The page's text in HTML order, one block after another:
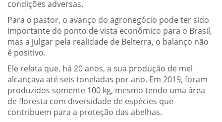
condições adversas.
Para o pastor, o avanço do agronegócio pode ter sido
importante do ponto de vista econômico para o Brasil,
mas a julgar pela realidade de Belterra, o balanço não
é positivo.
Ele relata que, há 20 anos, a sua produção de mel
alcançava até seis toneladas por ano. Em 2019, foram
produzidos somente 100 kg, mesmo tendo uma área
de floresta com diversidade de espécies que
contribuem para a proteção das abelhas.